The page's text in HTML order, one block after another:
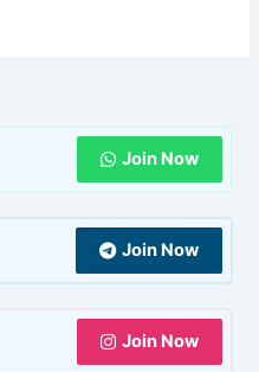
Join Now
Join Now
Join Now